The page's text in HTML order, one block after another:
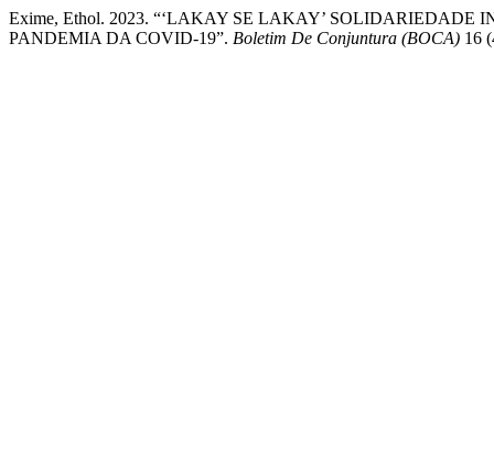
Exime, Ethol. 2023. “‘LAKAY SE LAKAY’
PANDEMIA DA COVID-19”. Boletim De Conjuntura (BOCA) 16